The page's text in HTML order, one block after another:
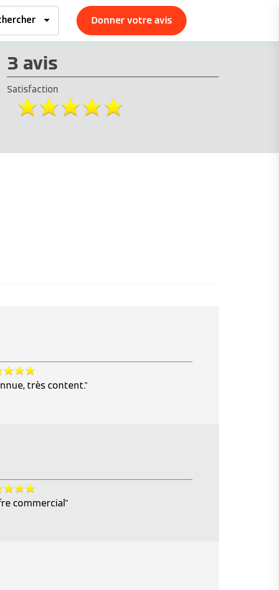
Donner votre avis
3 avis
Satisfaction
très content."
commercial"